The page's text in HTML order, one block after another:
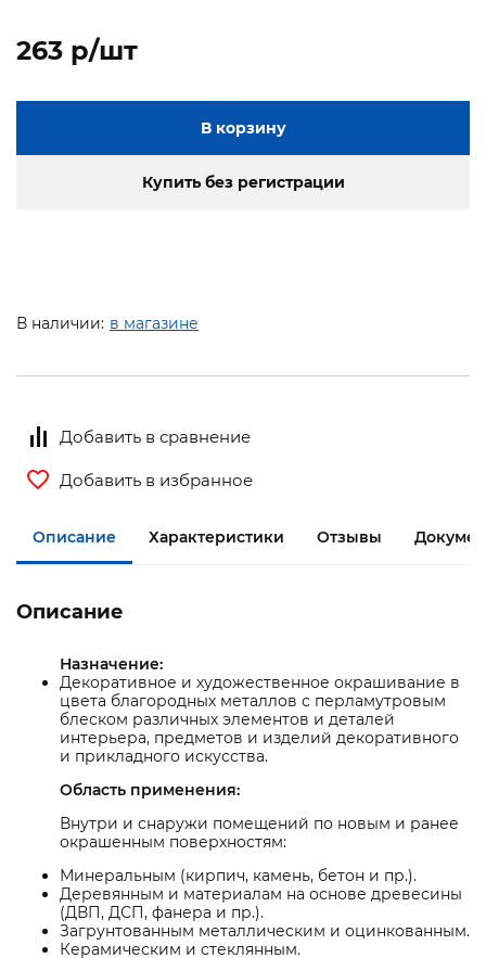
263 p/шт
В корзину
Купить без регистрации
В наличии: в магазине
Добавить в сравнение
Добавить в избранное
Описание Характеристики Отзывы
Описание
Назначение:
Декоративное и художественное окрашивание в
цвета благородных металлов с перламутровым
блеском различных элементов и деталей
интерьера, предметов и изделий декоративного
и прикладного искусства.
Область применения:
Внутри и снаружи помещений по новым и ранее
окрашенным поверхностям:
Минеральным (кирпич, камень, бетон и пр.).
Деревянным и материалам на основе древесины
(ДВП, ДСП, фанера и пр.).
Загрунтованным металлическим и оцинкованным.
Керамическим и стеклянным.